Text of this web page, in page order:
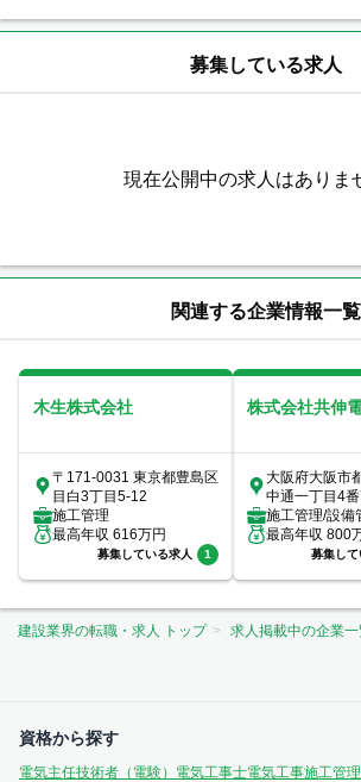
募集している求人
現在公開中の求人はありま
関連する企業情報一覧
木生株式会社
〒171-0031 東京都豊島区
目白3丁目5-12
施工管理
最高年収 616万円
募集している求人 1
株式会社共伸
大阪府大阪市
中通一丁目4
施工管理/設備
最高年収 800
募集して
建設業界の転職・求人 トップ 求人掲載中の企業
資格から探す
電気主任技術者（電験） 電気工事士電気工事施工管